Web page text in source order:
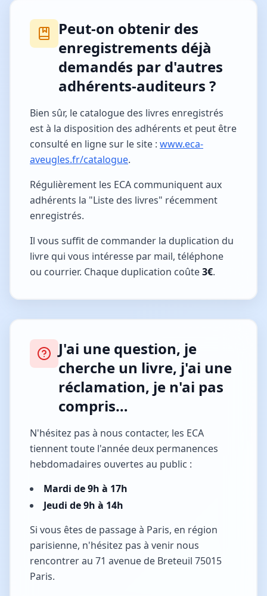
Peut-on obtenir des
enregistrements déjà
demandés par d'autres
adhérents-auditeurs ?
Bien sûr, le catalogue des livres enregistrés
est à la disposition des adhérents et peut être
consulté en ligne sur le site : www.eca-
aveugles.fr/catalogue.
Régulièrement les ECA communiquent aux
adhérents la "Liste des livres" récemment
enregistrés.
Il vous suffit de commander la duplication du
livre qui vous intéresse par mail, téléphone
ou courrier. Chaque duplication coûte3€.
J'ai une question, je
cherche un livre, j'ai une
réclamation, je n'ai pas
compris…
N'hésitez pas à nous contacter, les ECA
tiennent toute l'année deux permanences
hebdomadaires ouvertes au public :
Mardi de 9h à 17h
Jeudi de 9h à 14h
Si vous êtes de passage à Paris, en région
parisienne, n'hésitez pas à venir nous
rencontrer au 71 avenue de Breteuil 75015
Paris.